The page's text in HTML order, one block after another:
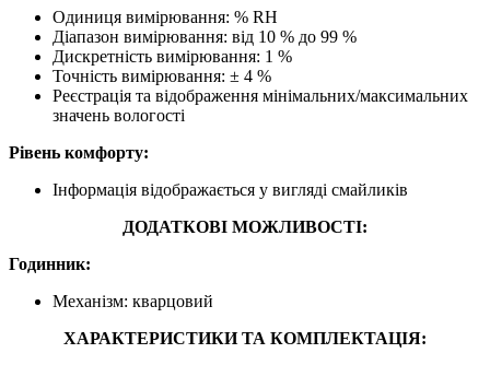
Одиниця вимірювання: % RH
Діапазон вимірювання: від 10 % до 99 %
Дискретність вимірювання: 1 %
Точність вимірювання: ± 4 %
Реєстрація та відображення мінімальних/максимальних
значень вологості
Рівень комфорту:
Інформація відображається у вигляді смайликів
ДОДАТКОВІ МОЖЛИВОСТІ:
Годинник:
Механізм: кварцовий
ХАРАКТЕРИСТИКИ ТА КОМПЛЕКТАЦІЯ: